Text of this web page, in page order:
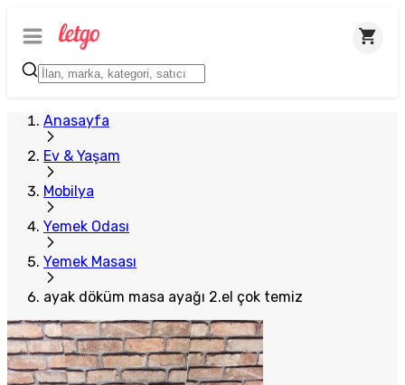
Anasayfa
Ev & Yaşam
Mobilya
Yemek Odası
Yemek Masası
ayak döküm masa ayağı 2.el çok temiz
Plus Satıcı